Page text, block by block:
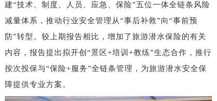
建“技术、制度、人员
、应急、保险”五位一体全链条风险
减量体系，推动行业安全管理从“事后补救”向“事前预
防”转型 。 较上期报告相比，增加了旅游潜水保险的有关
内容，报告提出拟开创 “景区+培训+教练”生态合作，推行
按次投保与“保险+服务”全链条管理， 为旅游潜水安全保
障提供专业方案。